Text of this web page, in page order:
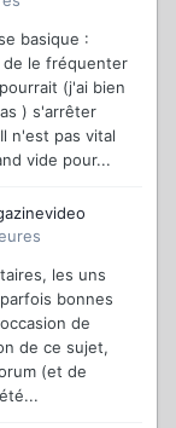
basique :
de le fréquenter
(j'ai bien
) s'arrêter
n'est pas vital
vide pour...
les uns
bonnes
de
de ce sujet,
(et de